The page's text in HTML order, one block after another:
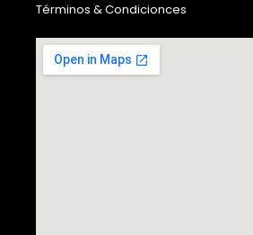
Términos & Condicionces